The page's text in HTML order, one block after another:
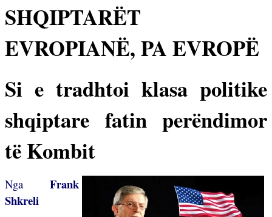
SHQIPTARËT
EVROPIANË, PA EVROPË
Si e tradhtoi klasa politike
shqiptare fatin perëndimor
të Kombit
Nga Frank
Shkreli